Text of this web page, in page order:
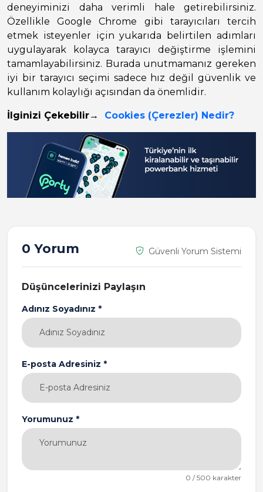
deneyiminizi daha verimli hale getirebilirsiniz.
Özellikle Google Chrome gibi tarayıcıları tercih
etmek isteyenler için yukarıda belirtilen adımları
uygulayarak kolayca tarayıcı değiştirme işlemini
tamamlayabilirsiniz. Burada unutmamanız gereken
iyi bir tarayıcı seçimi sadece hız değil güvenlik ve
kullanım kolaylığı açısından da önemlidir.
İlginizi Çekebilir→ Cookies (Çerezler) Nedir?
0 Yorum Güvenli Yorum Sistemi
Düşüncelerinizi Paylaşın
Adınız Soyadınız *
E-posta Adresiniz *
Yorumunuz *
0 / 500 karakter